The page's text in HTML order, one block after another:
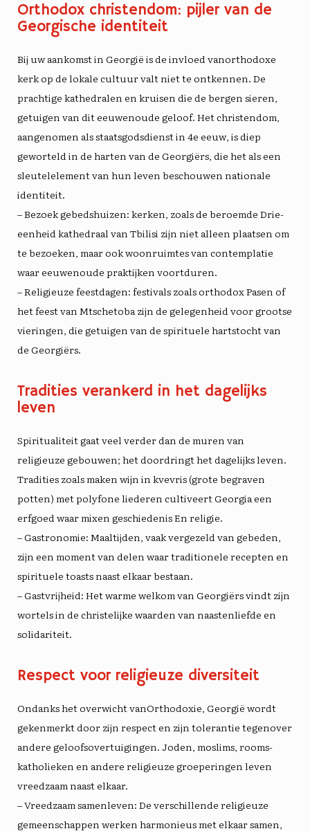
Orthodox christendom: pijler van de
Georgische identiteit
Bij uw aankomst in Georgië is de invloed vanorthodoxe
kerkop de lokale cultuur valt niet te ontkennen. De
prachtige kathedralen en kruisen die de bergen sieren,
getuigen van dit eeuwenoude geloof. Het christendom,
aangenomen als staatsgodsdienst in 4e eeuw, is diep
geworteld in de harten van de Georgiërs, die het als een
sleutelelement van hun leven beschouwen nationale
identiteit.
– Bezoek gebedshuizen: kerken, zoals de beroemde Drie-
eenheid kathedraal van Tbilisi zijn niet alleen plaatsen om
te bezoeken, maar ook woonruimtes van contemplatie
waar eeuwenoude praktijken voortduren.
– Religieuze feestdagen: festivals zoals orthodox Pasen of
het feest van Mtschetobazijn de gelegenheid voor grootse
vieringen, die getuigen van de spirituele hartstocht van
de Georgiërs.
Tradities verankerd in het dagelijks
leven
Spiritualiteit gaat veel verder dan de muren van
religieuze gebouwen; het doordringt het dagelijks leven.
Tradities zoals maken wijn in kvevris(grote begraven
potten) met polyfone liederen cultiveert Georgia een
erfgoed waar mixen geschiedenisEn religie.
– Gastronomie: Maaltijden, vaak vergezeld van gebeden,
zijn een moment van delen waar traditionele recepten en
spirituele toasts naast elkaar bestaan.
– Gastvrijheid: Het warme welkom van Georgiërs vindt zijn
wortels in de christelijke waarden van naastenliefde en
solidariteit.
Respect voor religieuze diversiteit
Ondanks het overwicht vanOrthodoxie, Georgië wordt
gekenmerkt door zijn respecten zijn tolerantie tegenover
andere geloofsovertuigingen. Joden, moslims, rooms-
katholieken en andere religieuze groeperingen leven
vreedzaam naast elkaar.
– Vreedzaam samenleven: De verschillende religieuze
gemeenschappen werken harmonieus met elkaar samen,